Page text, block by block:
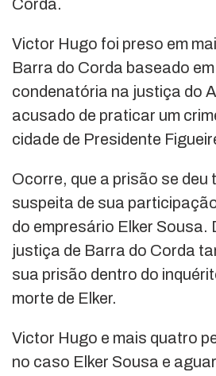
Corda.
Victor Hugo foi preso em
Barra do Corda baseado
condenatória na justiça do
acusado de praticar um
cidade de Presidente
Ocorre, que a prisão se deu
suspeita de sua
do empresário Elker Sousa.
justiça de Barra do Corda
sua prisão dentro do
morte de Elker.
Victor Hugo e mais quatro
no caso Elker Sousa e